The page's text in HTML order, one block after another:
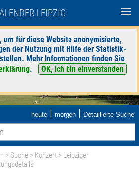
LEIPZIG
um für diese Website anonymisierte,
der Nutzung mit Hilfe der Statistik-
Mehr Informationen finden Sie
.
OK, ich bin einverstanden
heute | morgen | Detaillierte Suche
> Suche > Konzert > Leipziger